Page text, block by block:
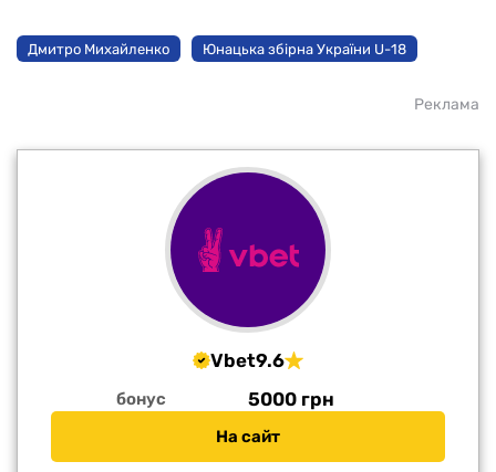
Дмитро Михайленко Юнацька збірна України U-18
Реклама
Vbet9.6
бонус 5000 грн
На сайт